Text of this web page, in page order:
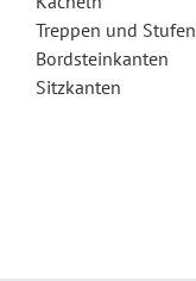
Treppen und Stufen
Bordsteinkanten
Sitzkanten